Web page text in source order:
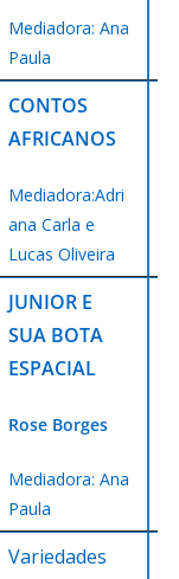
Mediadora: Ana
Paula
CONTOS
AFRICANOS
Mediadora:Adri
ana Carla e
Lucas Oliveira
JUNIOR E
SUA BOTA
ESPACIAL
Rose Borges
Mediadora: Ana
Paula
Variedades